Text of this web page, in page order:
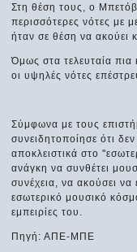
Στη θέση τους, ο
περισσότερες νότες με
ήταν σε θέση να ακούει
Όμως στα τελευταία πια
οι υψηλές νότες
Σύμφωνα με τους
συνειδητοποίησε ότι
αποκλειστικά στο
ανάγκη να συνθέτει
συνέχεια, να ακούσει να
εσωτερικό μουσικό
εμπειρίες του.
Πηγή: ΑΠΕ-ΜΠΕ